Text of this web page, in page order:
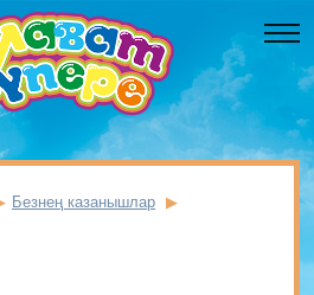
Безнең казанышлар